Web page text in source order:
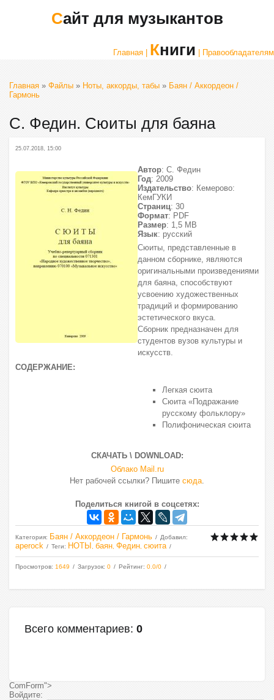
Сайт для музыкантов
Главная | Книги | Правообладателям
Главная » Файлы » Ноты, аккорды, табы » Баян / Аккордеон /
Гармонь
С. Федин. Сюиты для баяна
25.07.2018, 15:00
Автор: С. Федин
Год: 2009
Издательство: Кемерово:
КемГУКИ
Страниц: 30
Формат: PDF
Размер: 1,5 МВ
Язык: русский
Сюиты, представленные в
данном сборнике, являются
оригинальными произведениями
для баяна, способствуют
усвоению художественных
традиций и формированию
эстетического вкуса.
Сборник предназначен для
студентов вузов культуры и
искусств.
СОДЕРЖАНИЕ:
Легкая сюита
Сюита «Подражание
русскому фольклору»
Полифоническая сюита
СКАЧАТЬ \ DOWNLOAD:
Облако Mail.ru
Нет рабочей ссылки? Пишите сюда.
Поделиться книгой в соцсетях:
Категория: Баян / Аккордеон / Гармонь Добавил:
aperock Теги: НОТЫ баян Федин сюита
Просмотров: 1649 Загрузок: 0 Рейтинг: 0.0/0
Всего комментариев: 0
ComForm">
Войдите: